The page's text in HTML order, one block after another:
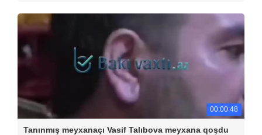
00:00:48
Tanınmış meyxanaçı Vasif Talıbova meyxana qoşdu